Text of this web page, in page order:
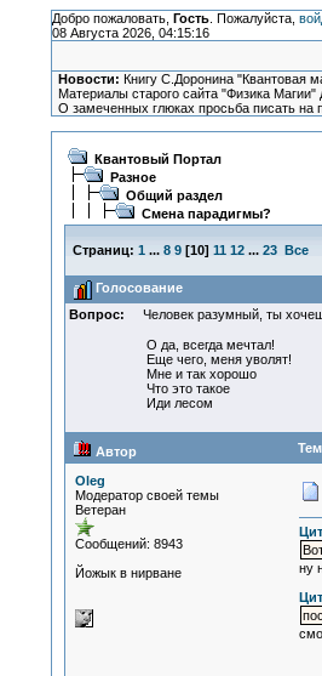
Добро пожаловать, Гость. Пожалуйста,
08 Августа 2026, 04:15:16
Новости: Книгу С.Доронина "Квантовая
Материалы старого сайта "Физика
О замеченных глюках просьба писать на
Квантовый Портал
Разное
Общий раздел
Смена парадигмы?
Страниц: 1 ... 8 9[10] 11 12 ... 23 Все
Голосование
Вопрос:
Человек разумный, ты
О да, всегда мечтал!
Еще чего, меня уволят!
Мне и так хорошо
Что это такое
Иди лесом
Автор
Oleg
Модератор своей темы
Ветеран
Сообщений: 8943
Йожык в нирване
ну